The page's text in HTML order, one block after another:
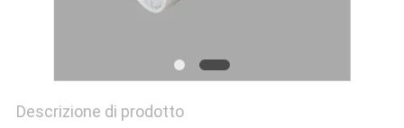
Descrizione di prodotto